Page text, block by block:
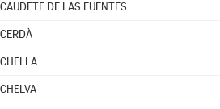
CAUDETE DE LAS FUENTES
CERDÀ
CHELLA
CHELVA